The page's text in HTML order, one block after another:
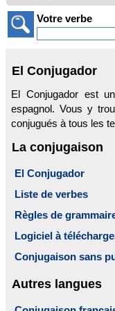
Votre verbe
El Conjugador
El Conjugador est
espagnol. Vous y
conjugués à tous les
La conjugaison
El Conjugador
Liste de verbes
Règles de
Logiciel à
Conjugaison sans
Autres langues